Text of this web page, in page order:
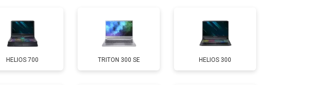
от 80 мин от 2300 ₽ Заказать
от 60 мин от 3300 ₽ Заказать
HELIOS 700 TRITON 300 SE HELIOS 300